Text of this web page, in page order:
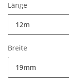
Länge
12m
Breite
19mm